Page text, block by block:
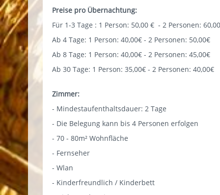
Preise pro Übernachtung:
Für 1-3 Tage : 1 Person: 50,00 € - 2 Personen:
Ab 4 Tage: 1 Person: 40,00€ - 2 Personen: 50,00€
Ab 8 Tage: 1 Person: 40,00€ - 2 Personen: 45,00€
Ab 30 Tage: 1 Person: 35,00€ - 2 Personen: 40,00€
Zimmer:
- Mindestaufenthaltsdauer: 2 Tage
- Die Belegung kann bis 4 Personen erfolgen
- 70 - 80m² Wohnfläche
- Fernseher
- Wlan
- Kinderfreundlich / Kinderbett